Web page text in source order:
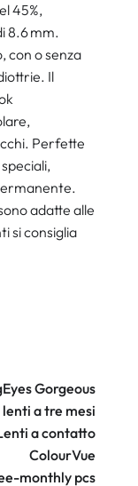
45%,
8.6 mm.
con o senza
Il
Perfette
adatte alle
si consiglia
Gorgeous
lenti a tre mesi
a contatto
ColourVue
monthly pcs